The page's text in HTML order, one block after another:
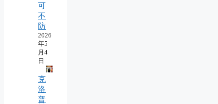
可
不
防
2026
年5
月4
日
克
洛
普